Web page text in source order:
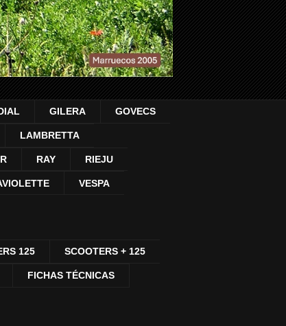
GILERA GOVECS
LAMBRETTA
RAY RIEJU
VESPA
125 SCOOTERS + 125
FICHAS TÉCNICAS